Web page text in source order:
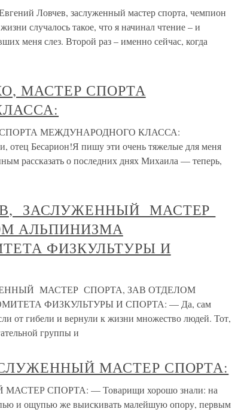
Ловчев, заслуженный мастер спорта, чемпион
случалось такое, что я начинал чтение – и
меня слез. Второй раз – именно сейчас, когда
МАСТЕР СПОРТА
МЕЖДУНАРОДНОГО КЛАССА:
отец Беса­рион!Я пишу эти очень тяжелые для меня
рассказать о последних днях Михаила — теперь,
ЗАСЛУЖЕННЫЙ МАСТЕР
АЛЬПИНИЗМА
ФИЗКУЛЬТУРЫ И
МАСТЕР СПОРТА, ЗАВ ОТДЕЛОМ
ФИЗКУЛЬТУРЫ И СПОРТА: — Да, сам
от гибели и вернули к жизни множество людей. Тот,
группы и
МАСТЕР СПОРТА:
СПОРТА: — Товарищи хорошо знали: на
и ощупью же выискивать малейшую опору, первым